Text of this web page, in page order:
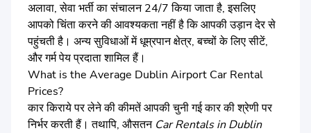
अलावा, सेवा भर्ती का संचालन 24/7 किया जाता है, इसलिए
आपको चिंता करने की आवश्यकता नहीं है कि आपकी उड़ान देर से
पहुंचती है। अन्य सुविधाओं में धूम्रपान क्षेत्र, बच्चों के लिए सीटें,
और गर्म पेय प्रदाता शामिल हैं।
What is the Average Dublin Airport Car Rental
Prices?
कार किराये पर लेने की कीमतें आपकी चुनी गई कार की श्रेणी पर
निर्भर करती हैं। तथापि, औसतन Car Rentals in Dublin